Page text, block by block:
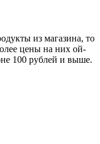
из магазина, то
цены на них ой-
100 рублей и выше.